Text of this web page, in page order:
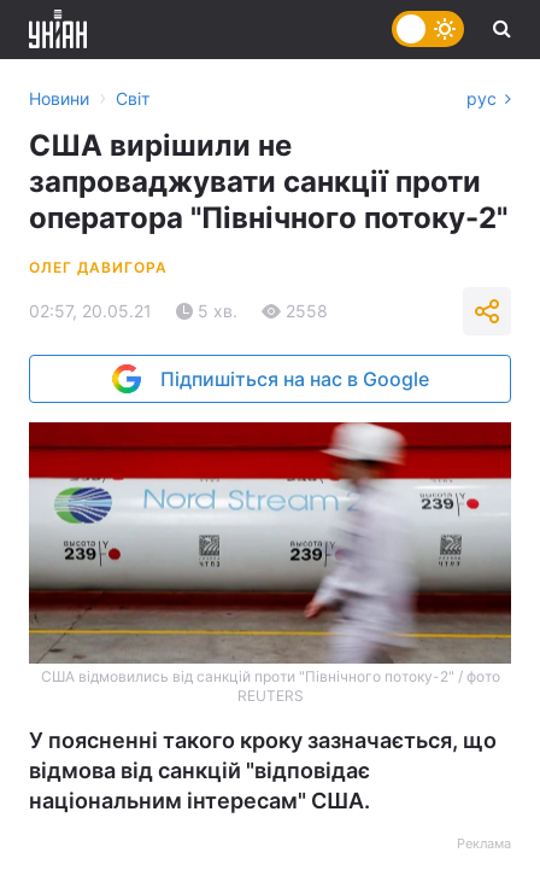
Новини › Світ рус
США вирішили не
запроваджувати санкції проти
оператора "Північного потоку-2"
ОЛЕГ ДАВИГОРА
02:57, 20.05.21 5 хв. 2558
Підпишіться на нас в Google
США відмовились від санкцій проти "Північного потоку-2" / фото
REUTERS
У поясненні такого кроку зазначається, що
відмова від санкцій "відповідає
національним інтересам" США.
Реклама